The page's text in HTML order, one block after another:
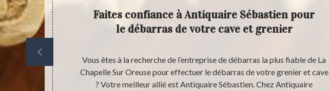
à
Faites confiance à Antiquaire Sébastien pour
le débarras de votre cave et grenier
Vous êtes à la recherche de l’entreprise de débarras la plus fiable de La
Chapelle Sur Oreuse pour effectuer le débarras de votre grenier et cave
? Votre meilleur allié est Antiquaire Sébastien. Chez Antiquaire